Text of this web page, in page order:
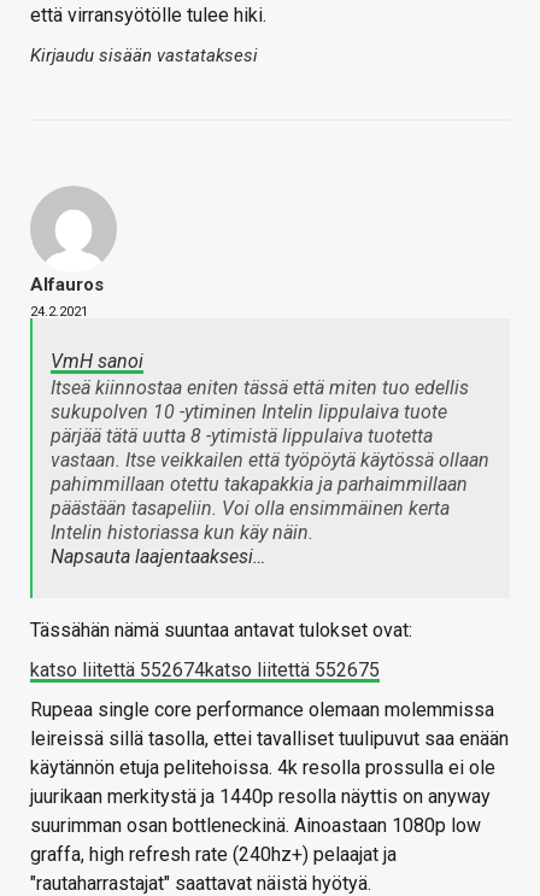
että virransyötölle tulee hiki.
Kirjaudu sisään vastataksesi
Alfauros
24.2.2021
VmH sanoi
Itseä kiinnostaa eniten tässä että miten tuo edellis
sukupolven 10 -ytiminen Intelin lippulaiva tuote
pärjää tätä uutta 8 -ytimistä lippulaiva tuotetta
vastaan. Itse veikkailen että työpöytä käytössä ollaan
pahimmillaan otettu takapakkia ja parhaimmillaan
päästään tasapeliin. Voi olla ensimmäinen kerta
Intelin historiassa kun käy näin.
Napsauta laajentaaksesi…
Tässähän nämä suuntaa antavat tulokset ovat:
katso liitettä 552674katso liitettä 552675
Rupeaa single core performance olemaan molemmissa
leireissä sillä tasolla, ettei tavalliset tuulipuvut saa enään
käytännön etuja pelitehoissa. 4k resolla prossulla ei ole
juurikaan merkitystä ja 1440p resolla näyttis on anyway
suurimman osan bottleneckinä. Ainoastaan 1080p low
graffa, high refresh rate (240hz+) pelaajat ja
"rautaharrastajat" saattavat näistä hyötyä.